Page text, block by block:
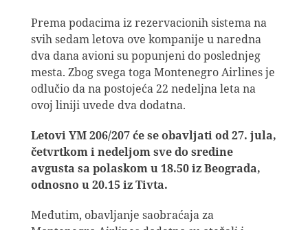
Prema podacima iz rezervacionih sistema na
svih sedam letova ove kompanije u naredna
dva dana avioni su popunjeni do poslednjeg
mesta. Zbog svega toga Montenegro Airlines je
odlučio da na postojeća 22 nedeljna leta na
ovoj liniji uvede dva dodatna.
Letovi YM 206/207 će se obavljati od 27. jula,
četvrtkom i nedeljom sve do sredine
avgusta sa polaskom u 18.50 iz Beograda,
odnosno u 20.15 iz Tivta.
Međutim, obavljanje saobraćaja za